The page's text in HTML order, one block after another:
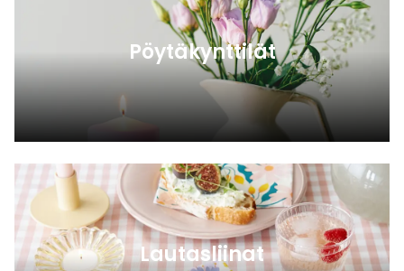
Pöytäkynttilät
Lautasliinat